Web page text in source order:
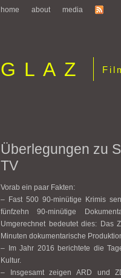
home about media
GLAZ
Überlegungen zu
TV
Vorab ein paar Fakten:
– Fast 500 90-minütige Krimis
fünfzehn 90-minütige
Umgerechnet bedeutet dies: Das
Minuten dokumentarische
– Im Jahr 2016 berichtete die
Kultur.
– Insgesamt zeigen ARD und